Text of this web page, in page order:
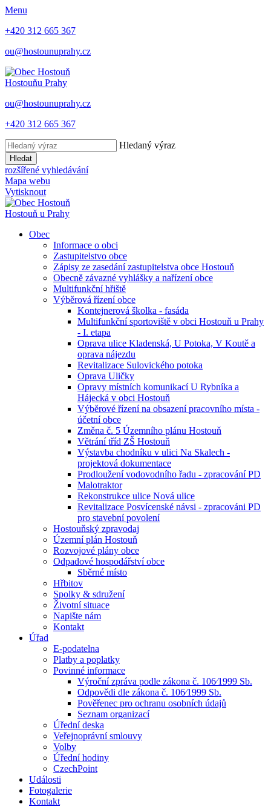
Menu
+420 312 665 367
ou@hostounuprahy.cz
Hostouňu Prahy
ou@hostounuprahy.cz
+420 312 665 367
Hledaný výraz
Hledat
rozšířené vyhledávání
Mapa webu
Vytisknout
Hostouň u Prahy
Obec
Informace o obci
Zastupitelstvo obce
Zápisy ze zasedání zastupitelstva obce Hostouň
Obecně závazné vyhlášky a nařízení obce
Multifunkční hřiště
Výběrová řízení obce
Kontejnerová školka - fasáda
Multifunkční sportoviště v obci Hostouň u Prahy
- I. etapa
Oprava ulice Kladenská, U Potoka, V Koutě a
oprava nájezdu
Revitalizace Sulovického potoka
Oprava Uličky
Opravy místních komunikací U Rybníka a
Hájecká v obci Hostouň
Výběrové řízení na obsazení pracovního místa -
účetní obce
Změna č. 5 Územního plánu Hostouň
Větrání tříd ZŠ Hostouň
Výstavba chodníku v ulici Na Skalech -
projektová dokumentace
Prodloužení vodovodního řadu - zpracování PD
Malotraktor
Rekonstrukce ulice Nová ulice
Revitalizace Posvícenské návsi - zpracováni PD
pro stavební povolení
Hostouňský zpravodaj
Územní plán Hostouň
Rozvojové plány obce
Odpadové hospodářství obce
Sběrné místo
Hřbitov
Spolky & sdružení
Životní situace
Napište nám
Kontakt
Úřad
E-podatelna
Platby a poplatky
Povinné informace
Výroční zpráva podle zákona č. 106⁄1999 Sb.
Odpovědi dle zákona č. 106⁄1999 Sb.
Pověřenec pro ochranu osobních údajů
Seznam organizací
Úřední deska
Veřejnoprávní smlouvy
Volby
Úřední hodiny
CzechPoint
Události
Fotogalerie
Kontakt